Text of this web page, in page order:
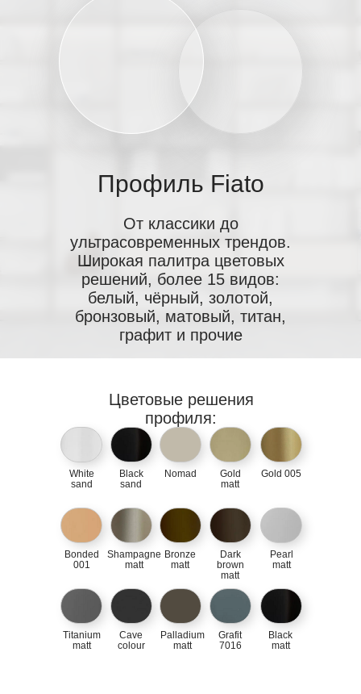
Профиль Fiato
От классики до
ультрасовременных трендов.
Широкая палитра цветовых
решений, более 15 видов:
белый, чёрный, золотой,
бронзовый, матовый, титан,
графит и прочие
White
sand
Black
sand
Nomad
Gold
matt
Gold 005
Bonded
001
Shampagne
matt
Bronze
matt
Dark
brown
matt
Pearl
matt
Titanium
matt
Cave
colour
Palladium
matt
Grafit
7016
Black
matt
Цветовые решения
профиля: